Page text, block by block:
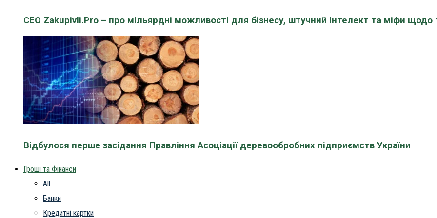
CEO Zakupivli.Pro – про мільярдні можливості для бізнесу, штучний інтелект та міфи щодо
Відбулося перше засідання Правління Асоціації деревообробних підприємств України
Гроші та Фінанси
All
Банки
Кредитні картки